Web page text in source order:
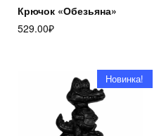
Крючок «Обезьяна»
529.00₽
Новинка!